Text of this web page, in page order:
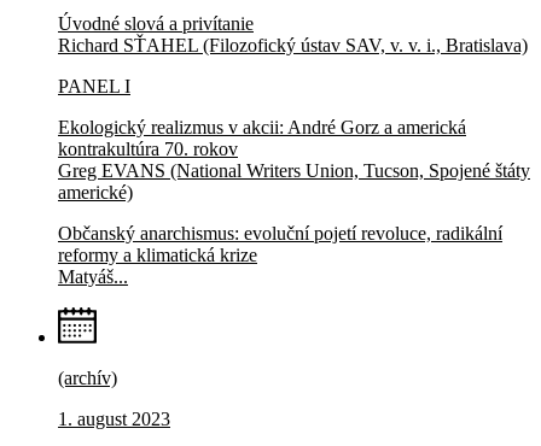
Úvodné slová a privítanie
Richard SŤAHEL (Filozofický ústav SAV, v. v. i., Bratislava)
PANEL I
Ekologický realizmus v akcii: André Gorz a americká
kontrakultúra 70. rokov
Greg EVANS (National Writers Union, Tucson, Spojené štáty
americké)
Občanský anarchismus: evoluční pojetí revoluce, radikální
reformy a klimatická krize
Matyáš...
(archív)
1. august 2023